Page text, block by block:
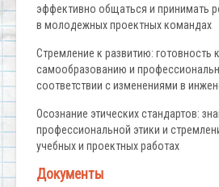
эффективно общаться и принимать
в молодежных проектных командах
Стремление к развитию: готовность
самообразованию и
соответствии с изменениями в
Осознание этических стандартов:
профессиональной этики и
учебных и проектных работах
Документы